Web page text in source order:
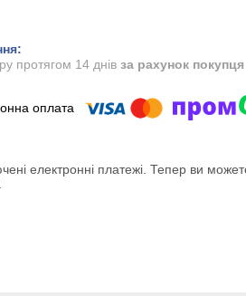
протягом 14 днів за рахунок покупця
електронні платежі. Тепер ви